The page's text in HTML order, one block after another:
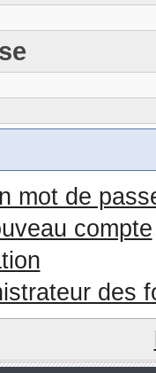
mot de
compte
des